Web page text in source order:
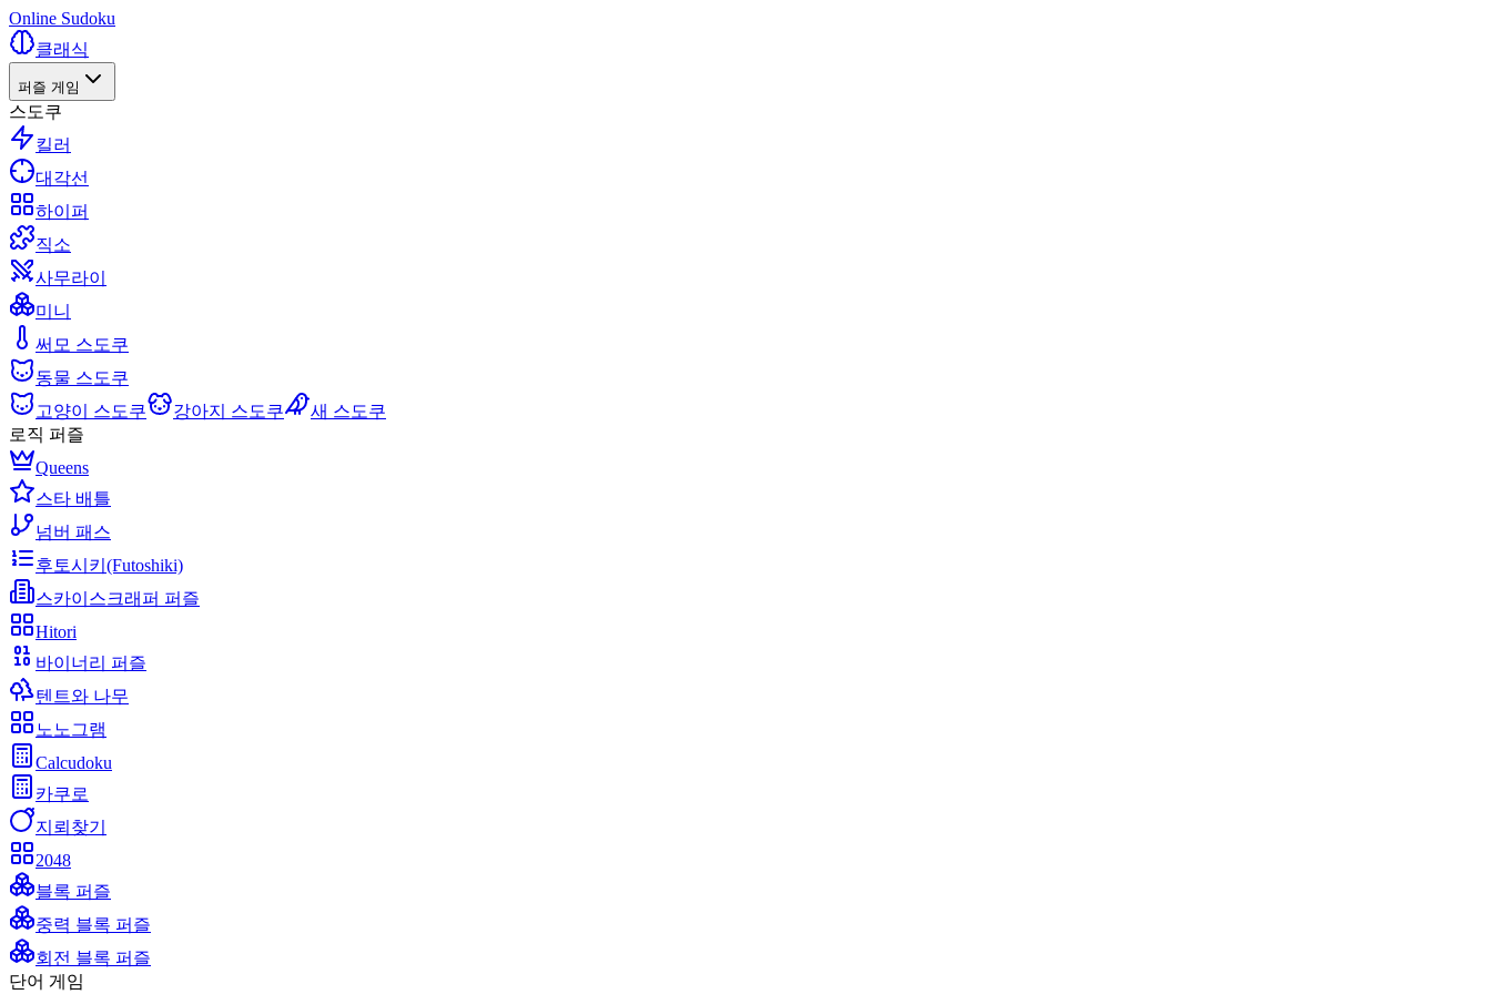
Online Sudoku
클래식
퍼즐 게임
스도쿠
킬러
대각선
하이퍼
직소
사무라이
미니
써모 스도쿠
동물 스도쿠
고양이 스도쿠
강아지 스도쿠
새 스도쿠
로직 퍼즐
Queens
스타 배틀
넘버 패스
후토시키(Futoshiki)
스카이스크래퍼 퍼즐
Hitori
바이너리 퍼즐
텐트와 나무
노노그램
Calcudoku
카쿠로
지뢰찾기
2048
블록 퍼즐
중력 블록 퍼즐
회전 블록 퍼즐
단어 게임